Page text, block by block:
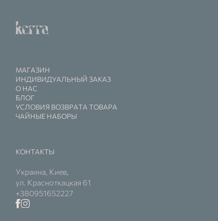
МАГАЗИН
ИНДИВИДУАЛЬНЫЙ ЗАКАЗ
О НАС
БЛОГ
УСЛОВИЯ ВОЗВРАТА ТОВАРА
ЧАЙНЫЕ НАБОРЫ
КОНТАКТЫ
Украина, Киев,
ул. Красноткацкая 61
+380951652227